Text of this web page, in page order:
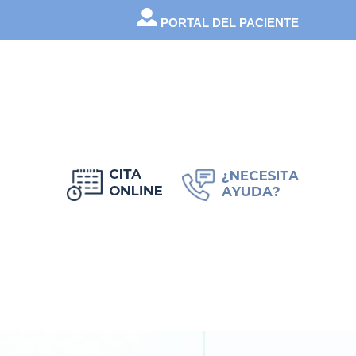
PORTAL DEL PACIENTE